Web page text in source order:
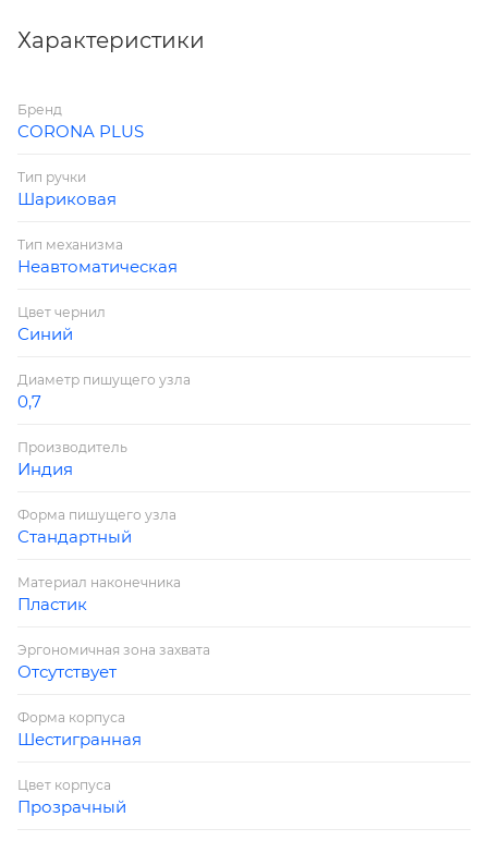
Характеристики
Бренд
CORONA PLUS
Тип ручки
Шариковая
Тип механизма
Неавтоматическая
Цвет чернил
Синий
Диаметр пишущего узла
0,7
Производитель
Индия
Форма пишущего узла
Стандартный
Материал наконечника
Пластик
Эргономичная зона захвата
Отсутствует
Форма корпуса
Шестигранная
Цвет корпуса
Прозрачный